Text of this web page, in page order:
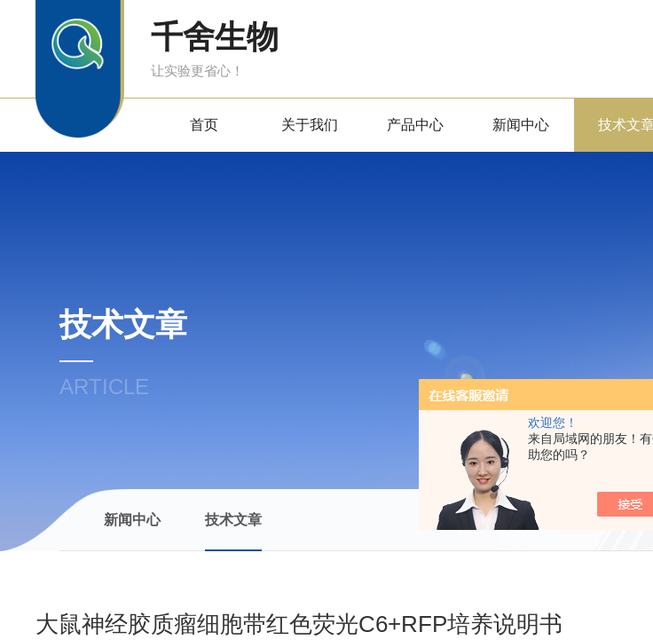
欢迎您！
来自局域网的朋友！
助您的吗？
千舍生物
让实验更省心！
首页 关于我们 产品中心 新闻中心 技术文
技术文章
ARTICLE
新闻中心 技术文章 当前
大鼠神经胶质瘤细胞带红色荧光C6+RFP培养说明书